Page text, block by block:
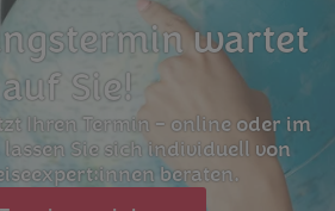
wartet
auf Sie!
Ihren Termin – online oder im
Sie sich individuell von
beraten.